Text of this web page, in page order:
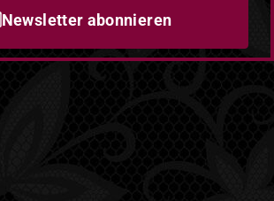
Newsletter abonnieren